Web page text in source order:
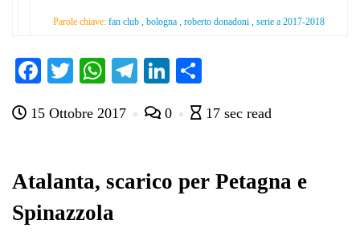
Parole chiave: fan club , bologna , roberto donadoni , serie a 2017-2018
Fa
bo
T
tte
W
ts
pp
Te
gr
m
Li
ed di
di
15 Ottobre 2017 0 17 sec read
Atalanta, scarico per Petagna e
Spinazzola